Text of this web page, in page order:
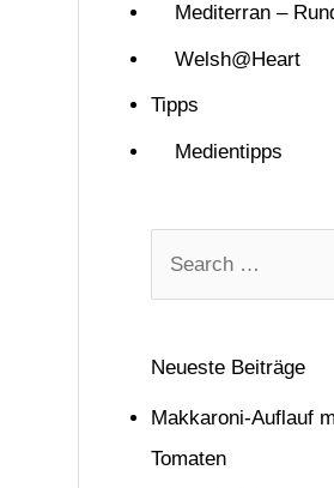
Mediterran –
Welsh@Heart
Tipps
Medientipps
Neueste Beiträge
Makkaroni-Auflauf
Tomaten